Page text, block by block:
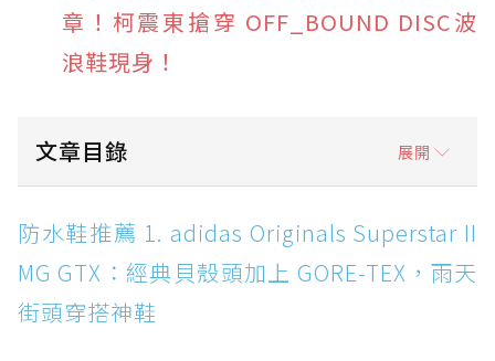
章！柯震東搶穿 OFF_BOUND DISC波
浪鞋現身！
文章目錄 展開
防水鞋推薦 1. adidas Originals Superstar II
MG GTX：經典貝殼頭加上 GORE-TEX，雨天街
頭穿搭神鞋
防水鞋推薦 2. New Balance Hierro v9 GORE-
防水鞋推薦 1. adidas Originals Superstar II
MG GTX：經典貝殼頭加上 GORE-TEX，雨天
街頭穿搭神鞋